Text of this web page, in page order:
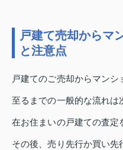
戸建て売却からマ
と注意点
戸建てのご売却からマン
至るまでの一般的な流れは
在お住まいの戸建ての査定
その後、売り先行か買い